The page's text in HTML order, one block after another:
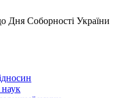
Дня Соборності України
наук